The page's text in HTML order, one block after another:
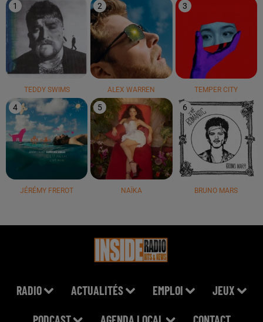
1
TEDDY SWIMS
2
ALEX WARREN
3
TEMPER CITY
4
JÉRÉMY FREROT
5
NAÏKA
6
BRUNO MARS
RADIO ACTUALITÉS EMPLOI JEUX